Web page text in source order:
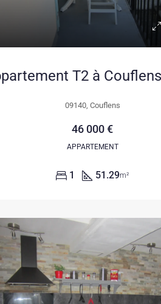
09140, Couflens
46 000 €
APPARTEMENT
1 51.29m²